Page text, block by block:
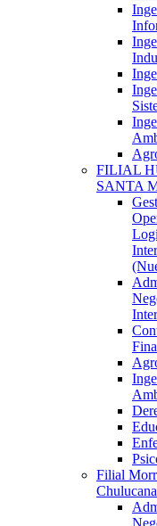
FILIAL
SANTA
Filial